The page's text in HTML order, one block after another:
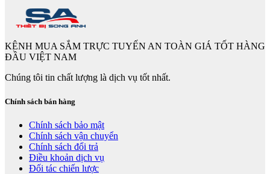
KÊNH MUA SẮM TRỰC TUYẾN AN TOÀN GIÁ TỐT HÀNG
ĐẦU VIỆT NAM
Chúng tôi tin chất lượng là dịch vụ tốt nhất.
Chính sách bán hàng
Chính sách bảo mật
Chính sách vận chuyển
Chính sách đổi trả
Điều khoản dịch vụ
Đối tác chiến lược